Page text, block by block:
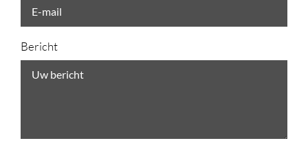
Bericht